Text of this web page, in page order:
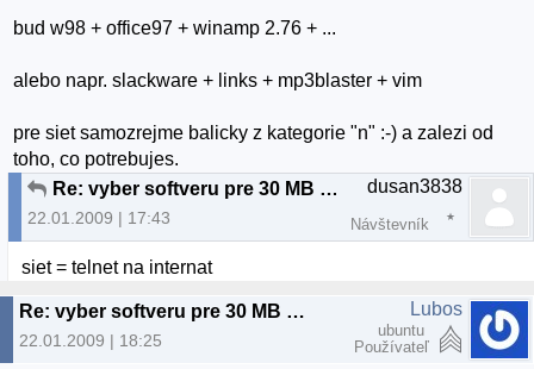
bud w98 + office97 + winamp 2.76 + ...
alebo napr. slackware + links + mp3blaster + vim
pre siet samozrejme balicky z kategorie "n" :-) a zalezi od
toho, co potrebujes.
Re: vyber softveru pre 30 MB RAM a 3 GB HDD
22.01.2009 | 17:43
dusan3838
Návštevník
siet = telnet na internat
Re: vyber softveru pre 30 MB RAM a 3 GB HDD
22.01.2009 | 18:25
Lubos
ubuntu
Používateľ